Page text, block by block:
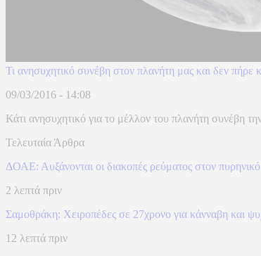
Τι ανησυχητικό συνέβη στον πλανήτη μας και δεν πήρε
09/03/2016 - 14:08
Κάτι ανησυχητικό για το μέλλον του πλανήτη συνέβη
Τελευταία Άρθρα
ΔΟΑΕ: Αυξάνονται οι διακοπές ρεύματος στον
2 λεπτά πριν
Σαμοθράκη: Χειροπέδες σε 27χρονο για κάνναβη και
12 λεπτά πριν